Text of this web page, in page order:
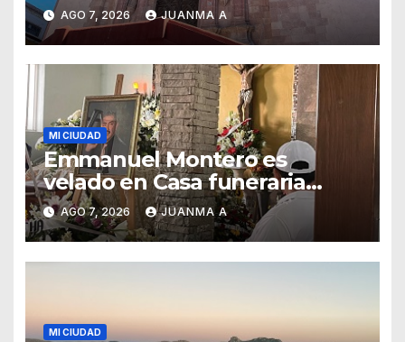
del templo de San Roque
AGO 7, 2026 JUANMA A
MI CIUDAD
Emmanuel Montero es
velado en Casa funeraria
Forasté
AGO 7, 2026 JUANMA A
MI CIUDAD